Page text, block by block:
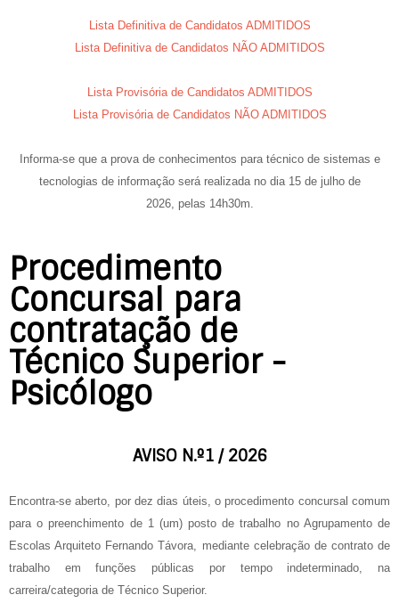
Lista Definitiva de Candidatos ADMITIDOS
Lista Definitiva de Candidatos NÃO ADMITIDOS
Lista Provisória de Candidatos ADMITIDOS
Lista Provisória de Candidatos NÃO ADMITIDOS
Informa-se que a prova de conhecimentos para técnico de sistemas e
tecnologias de informação será realizada no dia 15 de julho de
2026, pelas 14h30m.
Procedimento
Concursal para
contratação de
Técnico Superior -
Psicólogo
AVISO N.º1 / 2026
Encontra-se aberto, por dez dias úteis, o procedimento concursal comum
para o preenchimento de 1 (um) posto de trabalho no Agrupamento de
Escolas Arquiteto Fernando Távora, mediante celebração de contrato de
trabalho em funções públicas por tempo indeterminado, na
carreira/categoria de Técnico Superior.